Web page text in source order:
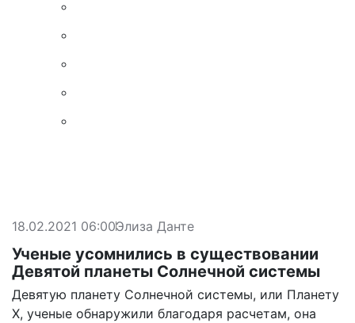
18.02.2021 06:00Элиза Данте
Ученые усомнились в существовании
Девятой планеты Солнечной системы
Девятую планету Солнечной системы, или Планету
X, ученые обнаружили благодаря расчетам, она